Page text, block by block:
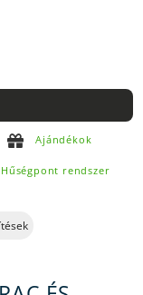
Ajándékok
Hűségpont rendszer